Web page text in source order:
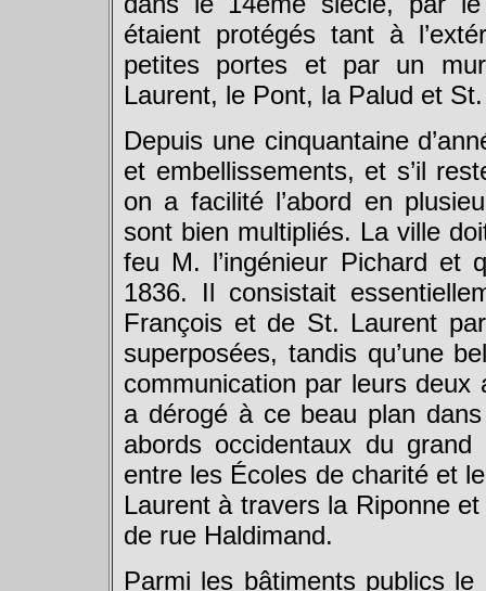
étaient protégés tant à
petites portes et par un
Laurent, le Pont, la Palud et
Depuis une cinquantaine
et embellissements, et s’il
on a facilité l’abord en
sont bien multipliés. La ville
feu M. l’ingénieur Pichard et
1836. Il consistait
François et de St. Laurent
superposées, tandis qu’une
communication par leurs
a dérogé à ce beau plan
abords occidentaux du
entre les Écoles de charité et
Laurent à travers la Riponne
de rue Haldimand.
Parmi les bâtiments publics